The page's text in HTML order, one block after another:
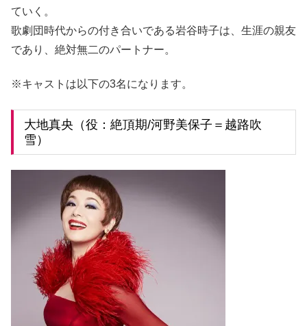
ていく。
歌劇団時代からの付き合いである岩谷時子は、生涯の親友
であり、絶対無二のパートナー。
※キャストは以下の3名になります。
大地真央（役：絶頂期/河野美保子＝越路吹
雪）